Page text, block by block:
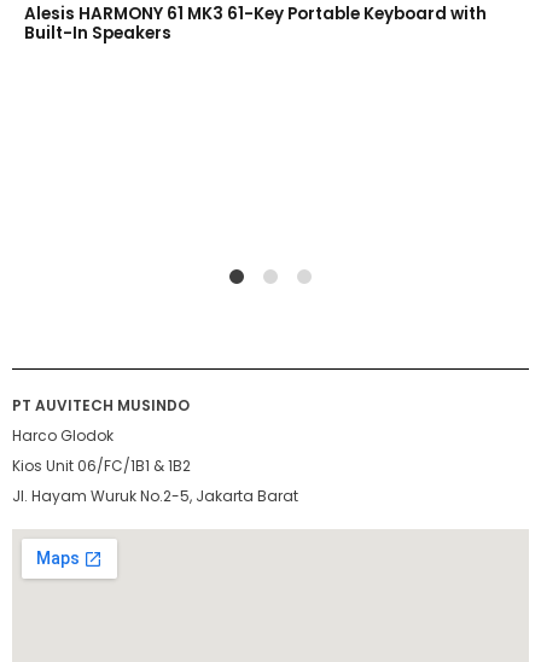
Alesis HARMONY 61 MK3 61-Key Portable Keyboard with
Built-In Speakers
PT AUVITECH MUSINDO
Harco Glodok
Kios Unit 06/FC/1B1 & 1B2
Jl. Hayam Wuruk No.2-5, Jakarta Barat